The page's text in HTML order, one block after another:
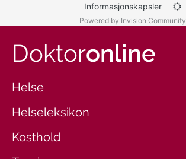
Informasjonskapsler
Powered by Invision Community
Doktoronline
Helse
Helseleksikon
Kosthold